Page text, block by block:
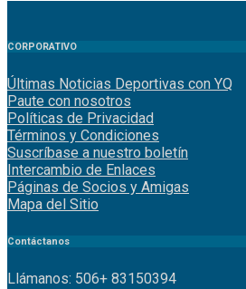
CORPORATIVO
Últimas Noticias Deportivas con YQ
Paute con nosotros
Políticas de Privacidad
Términos y Condiciones
Suscríbase a nuestro boletín
Intercambio de Enlaces
Páginas de Socios y Amigas
Mapa del Sitio
Contáctanos
Llámanos: 506+ 83150394